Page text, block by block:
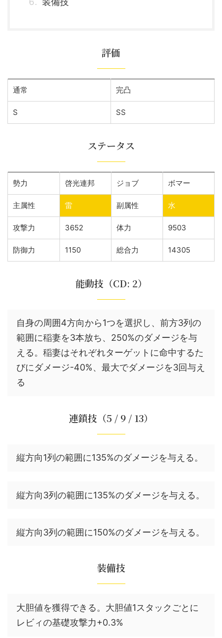
評価
通常 完凸
S SS
ステータス
勢力 啓光連邦 ジョブ ボマー
主属性 雷 副属性 水
攻撃力 3652 体力 9503
防御力 1150 総合力 14305
能動技（CD: 2）
自身の周囲4方向から1つを選択し、前方3列の
範囲に稲妻を3本放ち、250%のダメージを与
える。稲妻はそれぞれターゲットに命中するた
びにダメージ-40%、最大でダメージを3回与え
る
連鎖技（5 / 9 / 13）
縦方向1列の範囲に135%のダメージを与える。
縦方向3列の範囲に135%のダメージを与える。
縦方向3列の範囲に150%のダメージを与える。
装備技
大胆値を獲得できる。大胆値1スタックごとに
レビィの基礎攻撃力+0.3%